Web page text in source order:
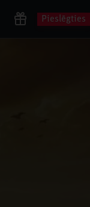
Pieslēgties